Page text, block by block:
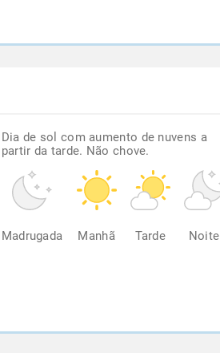
Dia de sol com aumento de nuvens a
partir da tarde. Não chove.
Madrugada Manhã Tarde Noite